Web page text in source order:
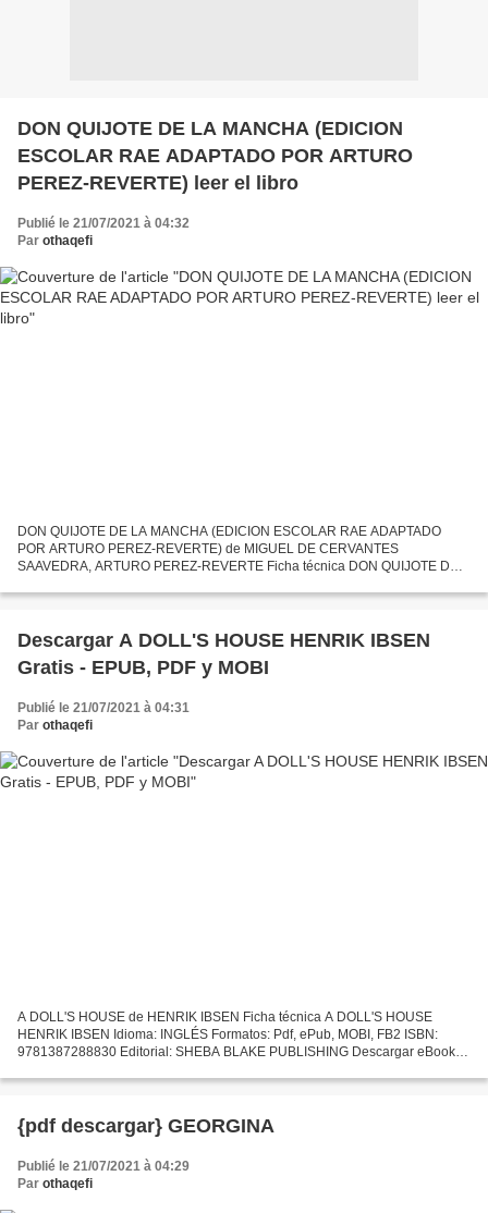
DON QUIJOTE DE LA MANCHA (EDICION
ESCOLAR RAE ADAPTADO POR ARTURO
PEREZ-REVERTE) leer el libro
Publié le 21/07/2021 à 04:32
Par othaqefi
DON QUIJOTE DE LA MANCHA (EDICION ESCOLAR RAE ADAPTADO
POR ARTURO PEREZ-REVERTE) de MIGUEL DE CERVANTES
SAAVEDRA, ARTURO PEREZ-REVERTE Ficha técnica DON QUIJOTE DE
REVERTE) MIGUEL DE CERVANTES SAAVEDRA,...
Descargar A DOLL'S HOUSE HENRIK IBSEN
Gratis - EPUB, PDF y MOBI
Publié le 21/07/2021 à 04:31
Par othaqefi
A DOLL'S HOUSE de HENRIK IBSEN Ficha técnica A DOLL'S HOUSE
HENRIK IBSEN Idioma: INGLÉS Formatos: Pdf, ePub, MOBI, FB2 ISBN:
9781387288830 Editorial: SHEBA BLAKE PUBLISHING Descargar eBook
{pdf descargar} GEORGINA
Publié le 21/07/2021 à 04:29
Par othaqefi